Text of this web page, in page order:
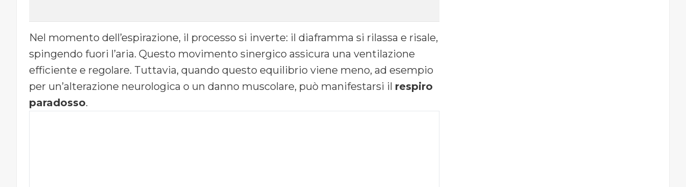
Nel momento dell’espirazione, il processo si inverte: il diaframma si rilassa e risale,
spingendo fuori l’aria. Questo movimento sinergico assicura una ventilazione
efficiente e regolare. Tuttavia, quando questo equilibrio viene meno, ad esempio
per un’alterazione neurologica o un danno muscolare, può manifestarsi il respiro
paradosso.